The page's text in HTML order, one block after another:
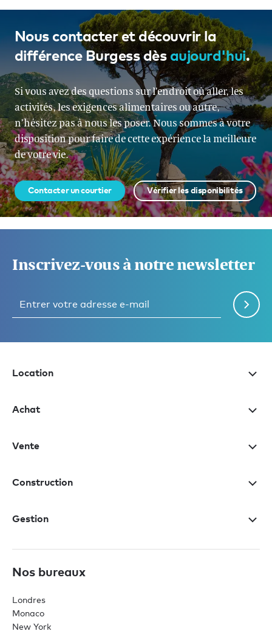
Nous contacter et découvrir la
différence Burgess dès aujourd'hui.
Si vous avez des questions sur l’endroit où aller, les
activités, les exigences alimentaires ou autre,
n’hésitez pas à nous les poser. Nous sommes à votre
disposition pour faire de cette expérience la meilleure
de votre vie.
Contacter un courtier Vérifier les disponibilités
Inscrivez-vous à notre newsletter
Location
Achat
Vente
Construction
Gestion
Nos bureaux
Londres
Monaco
New York